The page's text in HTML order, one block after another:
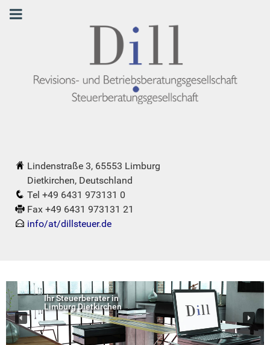
Lindenstraße 3, 65553 Limburg
Dietkirchen, Deutschland
Tel +49 6431 973131 0
Fax +49 6431 973131 21
info/at/dillsteuer.de
Ihr Steuerberater in
Limburg Dietkirchen